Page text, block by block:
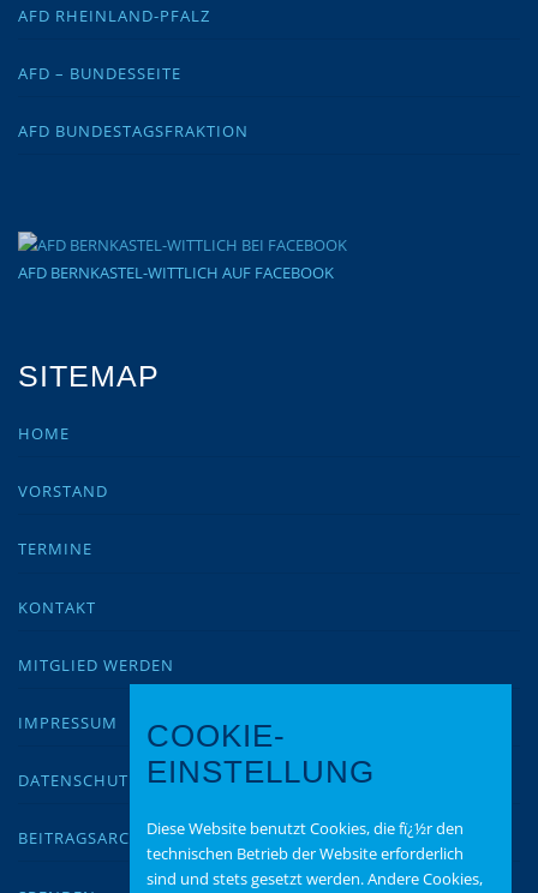
AFD RHEINLAND-PFALZ
AFD – BUNDESSEITE
AFD BUNDESTAGSFRAKTION
AFD BERNKASTEL-WITTLICH AUF FACEBOOK
SITEMAP
HOME
VORSTAND
TERMINE
KONTAKT
MITGLIED WERDEN
IMPRESSUM
DATENSCHUTZ
BEITRAGSARCHIV
COOKIE-
EINSTELLUNG
Diese Website benutzt Cookies, die fï¿½r den
technischen Betrieb der Website erforderlich
sind und stets gesetzt werden. Andere Cookies,